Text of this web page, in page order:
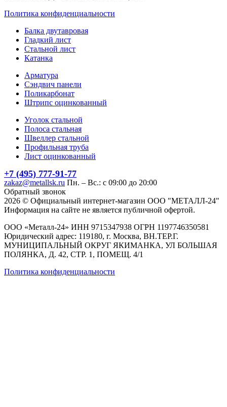
Политика конфиденциальности
Балка двутавровая
Гладкий лист
Стальной лист
Катанка
Арматура
Сэндвич панели
Поликарбонат
Штрипс оцинкованный
Уголок стальной
Полоса стальная
Швеллер стальной
Профильная труба
Лист оцинкованный
+7 (495) 777-91-77
zakaz@metallsk.ru Пн. – Вс.: с 09:00 до 20:00
Обратный звонок
2026 © Официальный интернет-магазин ООО "МЕТАЛЛ-24"
Информация на сайте не является публичной офертой.
ООО «Металл-24» ИНН 9715347938 ОГРН 1197746350581
Юридический адрес: 119180, г. Москва, ВН.ТЕР.Г.
МУНИЦИПАЛЬНЫЙ ОКРУГ ЯКИМАНКА, УЛ БОЛЬШАЯ
ПОЛЯНКА, Д. 42, СТР. 1, ПОМЕЩ. 4/1
Политика конфиденциальности